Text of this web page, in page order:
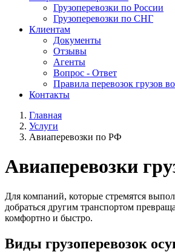
Грузоперевозки по России
Грузоперевозки по СНГ
Клиентам
Документы
Отзывы
Агенты
Вопрос - Ответ
Правила перевозок грузов
Контакты
Главная
Услуги
Авиаперевозки по РФ
Авиаперевозки
Для компаний, которые стремятся
добраться другим транспортом
комфортно и быстро.
Виды грузоперевозок